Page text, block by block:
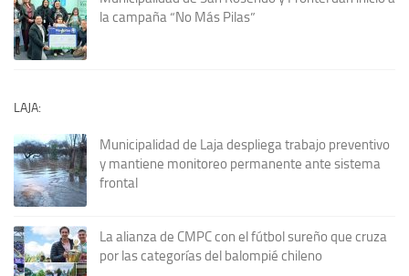
la campaña “No Más Pilas”
LAJA:
Municipalidad de Laja despliega trabajo preventivo
y mantiene monitoreo permanente ante sistema
frontal
La alianza de CMPC con el fútbol sureño que cruza
por las categorías del balompié chileno